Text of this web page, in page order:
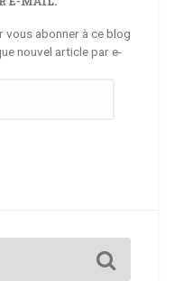
vous abonner à ce blog
nouvel article par e-